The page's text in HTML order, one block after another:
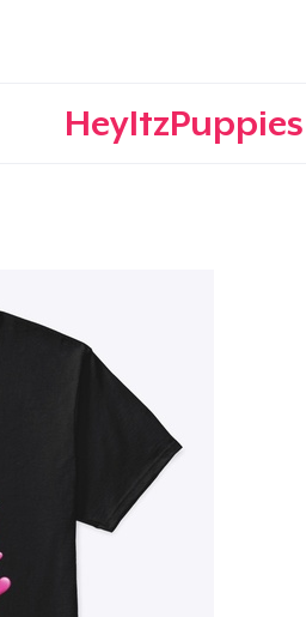
HeyItzPuppies